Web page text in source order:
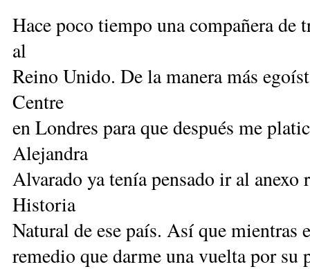
Hace poco tiempo una compañera de
al
Reino Unido. De la manera más
Centre
en Londres para que después me
Alejandra
Alvarado ya tenía pensado ir al anexo
Historia
Natural de ese país. Así que mientras
remedio que darme una vuelta por su